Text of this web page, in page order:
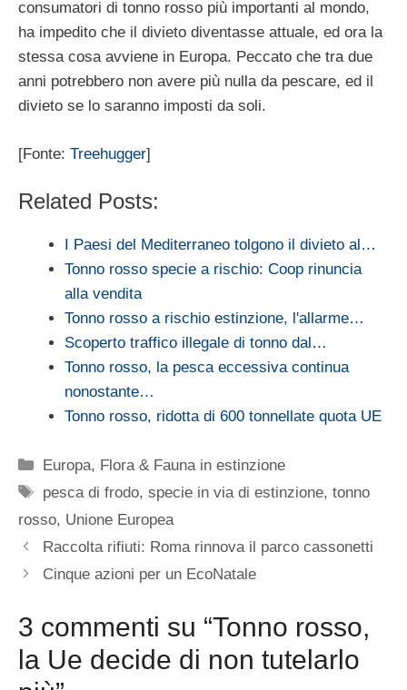
consumatori di tonno rosso più importanti al mondo,
ha impedito che il divieto diventasse attuale, ed ora la
stessa cosa avviene in Europa. Peccato che tra due
anni potrebbero non avere più nulla da pescare, ed il
divieto se lo saranno imposti da soli.
[Fonte: Treehugger]
Related Posts:
I Paesi del Mediterraneo tolgono il divieto al…
Tonno rosso specie a rischio: Coop rinuncia
alla vendita
Tonno rosso a rischio estinzione, l'allarme…
Scoperto traffico illegale di tonno dal…
Tonno rosso, la pesca eccessiva continua
nonostante…
Tonno rosso, ridotta di 600 tonnellate quota UE
Categorie
Europa, Flora & Fauna in estinzione
Tag
pesca di frodo,specie in via di estinzione,tonno
rosso, Unione Europea
Raccolta rifiuti: Roma rinnova il parco cassonetti
Cinque azioni per un EcoNatale
3 commenti su “Tonno rosso,
la Ue decide di non tutelarlo